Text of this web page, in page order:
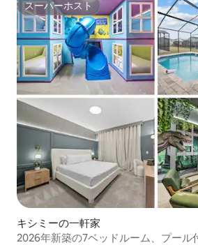
スーパーホスト
スーパーホスト
キシミーの一軒家
2026年新築の7ベッドルーム、プール